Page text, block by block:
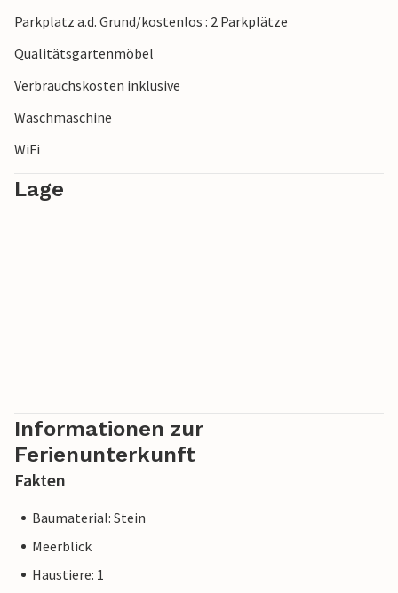
Parkplatz a.d. Grund/kostenlos : 2 Parkplätze
Qualitätsgartenmöbel
Verbrauchskosten inklusive
Waschmaschine
WiFi
Lage
Informationen zur
Ferienunterkunft
Fakten
Baumaterial: Stein
Meerblick
Haustiere: 1